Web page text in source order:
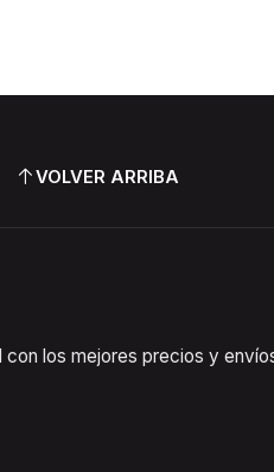
VOLVER ARRIBA
los mejores precios y